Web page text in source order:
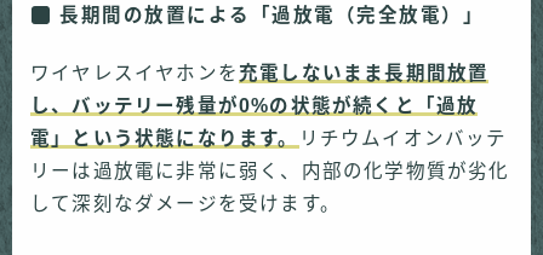
長期間の放置による「過放電（完全放電）」
ワイヤレスイヤホンを 充電しないまま長期間放置
し、バッテリー残量が0%の状態が続くと「過放
電」という状態になります。
リチウムイオンバッテ
リーは過放電に非常に弱く、内部の化学物質が劣化
して深刻なダメージを受けます。